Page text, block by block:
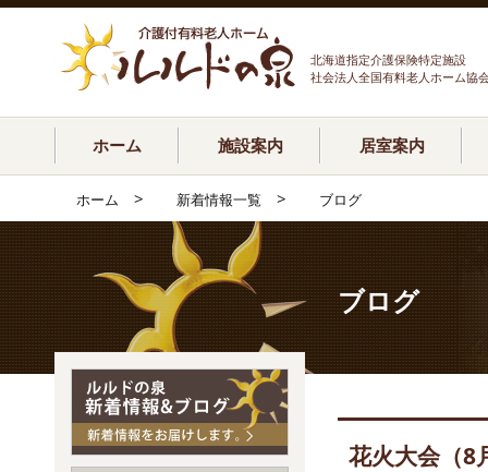
北海道指定介護保険特定施設
社会法人全国有料老人ホーム協
ホーム 施設案内 居室案内
ホーム > 新着情報一覧 > ブログ
ブログ
花火大会（8